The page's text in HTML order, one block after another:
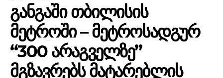
ᲒᲐᲜᲒᲐᲨᲘ ᲗᲑᲘᲚᲘᲡᲘᲡ
ᲛᲔᲢᲠᲝᲨᲘ – ᲛᲔᲢᲠᲝᲡᲐᲓᲒᲣᲠ
“300 ᲐᲠᲐᲒᲕᲔᲚᲖᲔ”
ᲛᲒᲖᲐᲕᲠᲔᲑᲡ ᲛᲐᲢᲐᲠᲔᲑᲚᲘᲡ